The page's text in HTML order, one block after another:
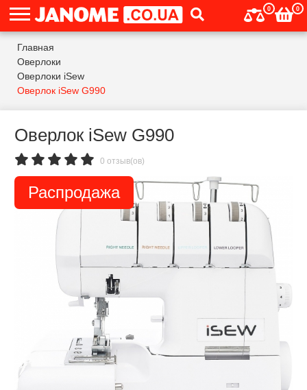
0 0
Главная
Оверлоки
Оверлоки iSew
Оверлок iSew G990
Оверлок iSew G990
0 отзыв(ов)
Распродажа